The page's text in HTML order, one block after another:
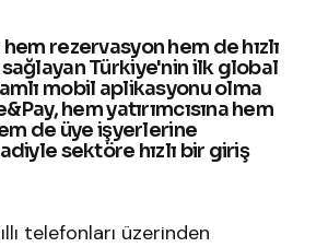
rezervasyon hem de hızlı
Türkiye'nin ilk global
mobil aplikasyonu olma
hem yatırımcısına hem
de üye işyerlerine
sektöre hızlı bir giriş
telefonları üzerinden